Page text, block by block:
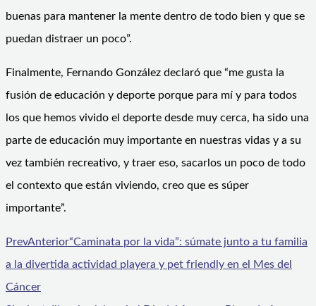
buenas para mantener la mente dentro de todo bien y que se
puedan distraer un poco”.
Finalmente, Fernando González declaró que “me gusta la
fusión de educación y deporte porque para mí y para todos
los que hemos vivido el deporte desde muy cerca, ha sido una
parte de educación muy importante en nuestras vidas y a su
vez también recreativo, y traer eso, sacarlos un poco de todo
el contexto que están viviendo, creo que es súper
importante”.
PrevAnterior“Caminata por la vida”: súmate junto a tu familia
a la divertida actividad playera y pet friendly en el Mes del
Cáncer